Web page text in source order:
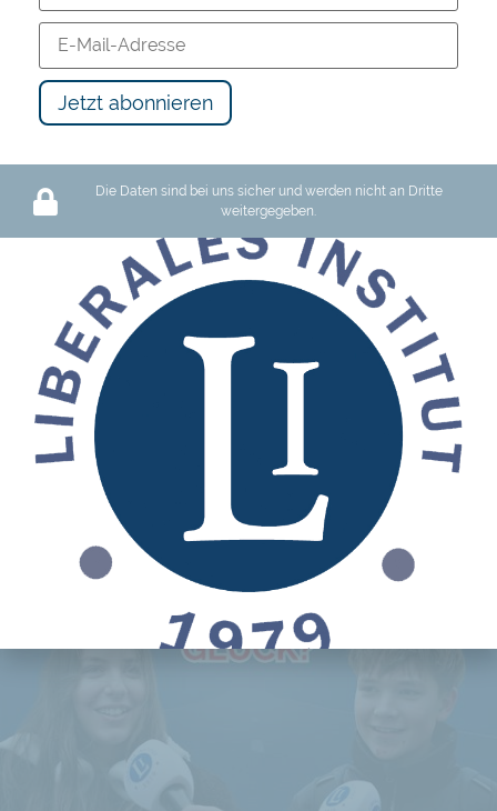
Schutz des Privateigentums oder Barbarei: Wir haben die Wahl
119 views 12:17
Die Daten sind bei uns sicher und werden nicht an Dritte
weitergegeben.